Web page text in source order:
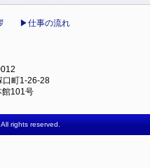
仕事の流れ
口町1-26-28
館101号
rights reserved.